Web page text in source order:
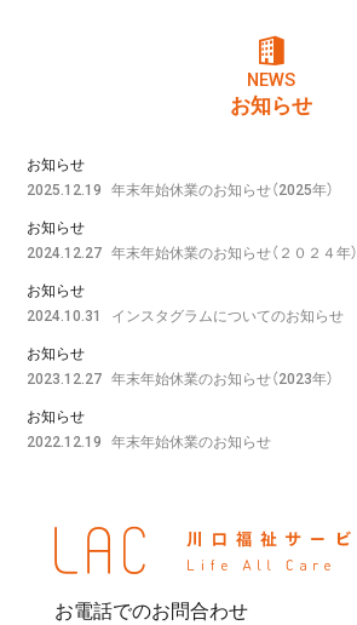
NEWS
お知らせ
2025.12.19
お知らせ
年末年始休業のお知らせ（2025年）
2024.12.27
お知らせ
年末年始休業のお知らせ（２０２４年）
2024.10.31
お知らせ
インスタグラムについてのお知らせ
2023.12.27
お知らせ
年末年始休業のお知らせ（2023年）
2022.12.19
お知らせ
年末年始休業のお知らせ
お電話でのお問合わせ